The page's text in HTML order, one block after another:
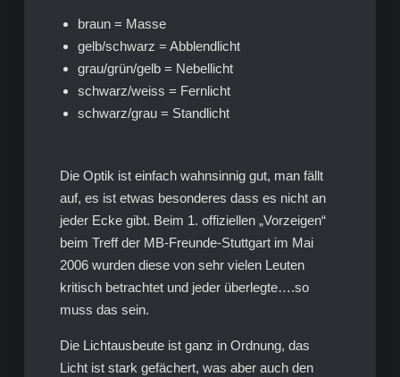
braun = Masse
gelb/schwarz = Abblendlicht
grau/grün/gelb = Nebellicht
schwarz/weiss = Fernlicht
schwarz/grau = Standlicht
Die Optik ist einfach wahnsinnig gut, man fällt
auf, es ist etwas besonderes dass es nicht an
jeder Ecke gibt. Beim 1. offiziellen „Vorzeigen“
beim Treff der MB-Freunde-Stuttgart im Mai
2006 wurden diese von sehr vielen Leuten
kritisch betrachtet und jeder überlegte….so
muss das sein.
Die Lichtausbeute ist ganz in Ordnung, das
Licht ist stark gefächert, was aber auch den